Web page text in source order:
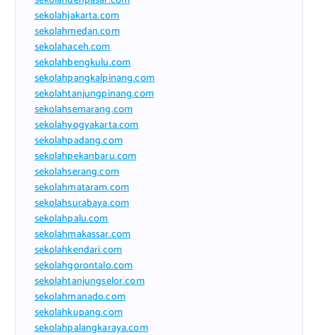
sekolahjakarta.com
sekolahmedan.com
sekolahaceh.com
sekolahbengkulu.com
sekolahpangkalpinang.com
sekolahtanjungpinang.com
sekolahsemarang.com
sekolahyogyakarta.com
sekolahpadang.com
sekolahpekanbaru.com
sekolahserang.com
sekolahmataram.com
sekolahsurabaya.com
sekolahpalu.com
sekolahmakassar.com
sekolahkendari.com
sekolahgorontalo.com
sekolahtanjungselor.com
sekolahmanado.com
sekolahkupang.com
sekolahpalangkaraya.com